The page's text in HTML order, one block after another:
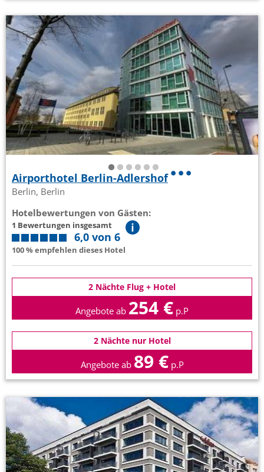
Airporthotel Berlin-Adlershof
Berlin, Berlin
Hotelbewertungen von Gästen:
1 Bewertungen insgesamt
6,0 von 6
100 % empfehlen dieses Hotel
2 Nächte Flug + Hotel
Angebote ab 254 € p.P
2 Nächte nur Hotel
Angebote ab 89 € p.P